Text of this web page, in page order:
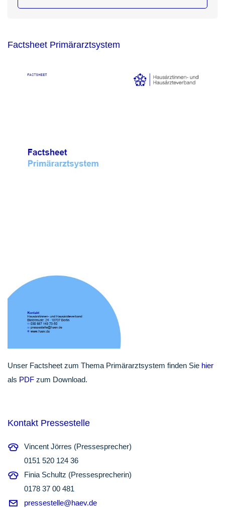
Factsheet Primärarztsystem
Unser Factsheet zum Thema Primärarztsystem finden Sie hier
als PDF zum Download.
Kontakt Pressestelle
Vincent Jörres (Pressesprecher)
0151 520 124 36
Finia Schultz (Pressesprecherin)
0178 37 00 481
pressestelle@haev.de